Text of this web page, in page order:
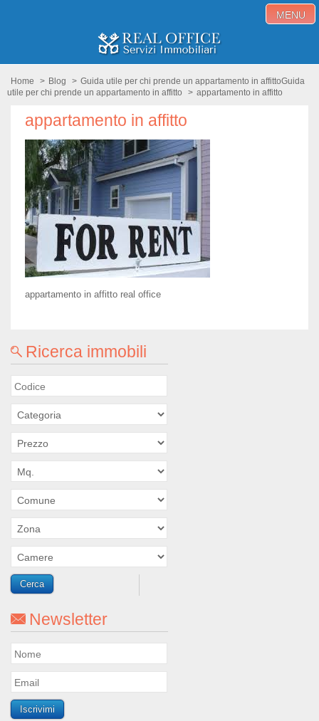
MENU
Home
Servizi
Proponi immobile
Blog
Contatti
Home > Blog > Guida utile per chi prende un appartamento in affittoGuida
utile per chi prende un appartamento in affitto
> appartamento in affitto
appartamento in affitto
appartamento in affitto real office
Ricerca immobili
Newsletter